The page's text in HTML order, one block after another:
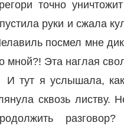
точно
руки и сжала
посмел мне
мной?! Эта наглая
И тут я услышала,
сквозь